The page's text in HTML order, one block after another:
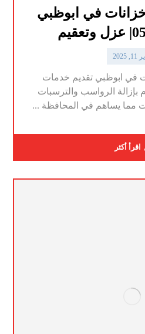
في ابوظبي
في ابوظبي تقديم خدمات
بإزالة الرواسب والترسبات
مما يساهم في المحافظة ...
اقرأ أكثر